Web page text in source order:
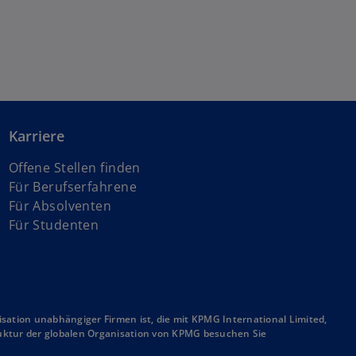
Karriere
Offene Stellen finden
Für Berufserfahrene
Für Absolventen
Für Studenten
unabhängiger Firmen ist, die mit KPMG International Limited,
der globalen Organisation von KPMG besuchen Sie